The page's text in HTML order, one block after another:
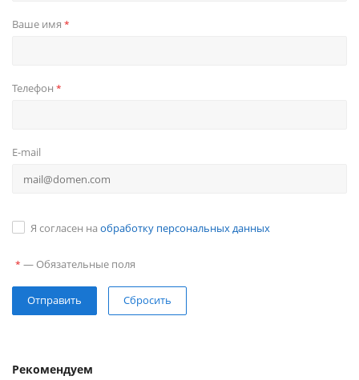
Ваше имя *
Телефон *
E-mail
Я согласен на обработку персональных данных
* — Обязательные поля
Сбросить
Рекомендуем